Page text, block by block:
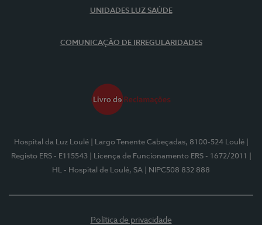
UNIDADES LUZ SAÚDE
COMUNICAÇÃO DE IRREGULARIDADES
Hospital da Luz Loulé | Largo Tenente Cabeçadas, 8100-524 Loulé
Registo ERS - E115543
| Licença de Funcionamento ERS - 1672/2011
HL - Hospital de Loulé, SA
| NIPC508 832 888
Política de privacidade